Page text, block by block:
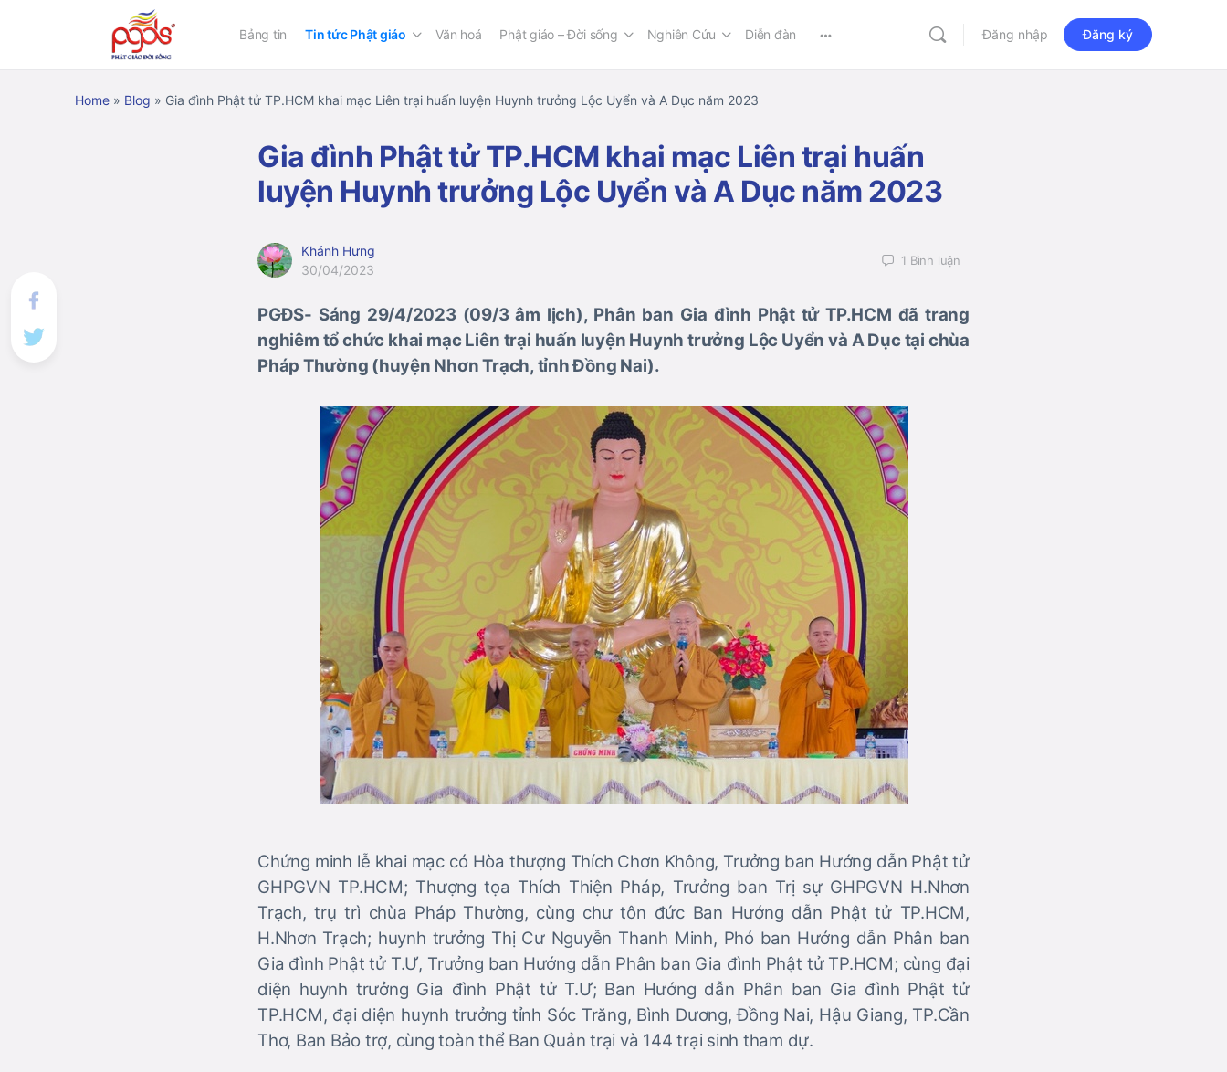
Bảng tin Tin tức Phật giáo Văn hoá Phật giáo – Đời sống Nghiên Cứu Diễn đàn Đăng nhập Đăng ký
Home » Blog » Gia đình Phật tử TP.HCM khai mạc Liên trại huấn luyện Huynh trưởng Lộc Uyển và A Dục năm 2023
Gia đình Phật tử TP.HCM khai mạc Liên trại huấn
luyện Huynh trưởng Lộc Uyển và A Dục năm 2023
Khánh Hưng
30/04/2023
1 Bình luận
PGĐS- Sáng 29/4/2023 (09/3 âm lịch), Phân ban Gia đình Phật tử TP.HCM đã trang
nghiêm tổ chức khai mạc Liên trại huấn luyện Huynh trưởng Lộc Uyển và A Dục tại chùa
Pháp Thường (huyện Nhơn Trạch, tỉnh Đồng Nai).
Chứng minh lễ khai mạc có Hòa thượng Thích Chơn Không, Trưởng ban Hướng dẫn Phật tử
GHPGVN TP.HCM; Thượng tọa Thích Thiện Pháp, Trưởng ban Trị sự GHPGVN H.Nhơn
Trạch, trụ trì chùa Pháp Thường, cùng chư tôn đức Ban Hướng dẫn Phật tử TP.HCM,
H.Nhơn Trạch; huynh trưởng Thị Cư Nguyễn Thanh Minh, Phó ban Hướng dẫn Phân ban
Gia đình Phật tử T.Ư, Trưởng ban Hướng dẫn Phân ban Gia đình Phật tử TP.HCM; cùng đại
diện huynh trưởng Gia đình Phật tử T.Ư; Ban Hướng dẫn Phân ban Gia đình Phật tử
TP.HCM, đại diện huynh trưởng tỉnh Sóc Trăng, Bình Dương, Đồng Nai, Hậu Giang, TP.Cần
Thơ, Ban Bảo trợ, cùng toàn thể Ban Quản trại và 144 trại sinh tham dự.